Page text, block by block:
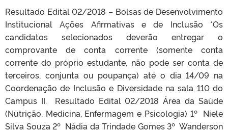
Resultado Edital 02/2018 – Bolsas de Desenvolvimento
Institucional Ações Afirmativas e de Inclusão *Os
candidatos selecionados deverão entregar o
comprovante de conta corrente (somente conta
corrente do próprio estudante, não pode ser conta de
terceiros, conjunta ou poupança) até o dia 14/09 na
Coordenação de Inclusão e Diversidade na sala 110 do
Campus II. Resultado Edital 02/2018 Área da Saúde
(Nutrição, Medicina, Enfermagem e Psicologia) 1º Niele
Silva Souza 2º Nádia da Trindade Gomes 3º Wanderson